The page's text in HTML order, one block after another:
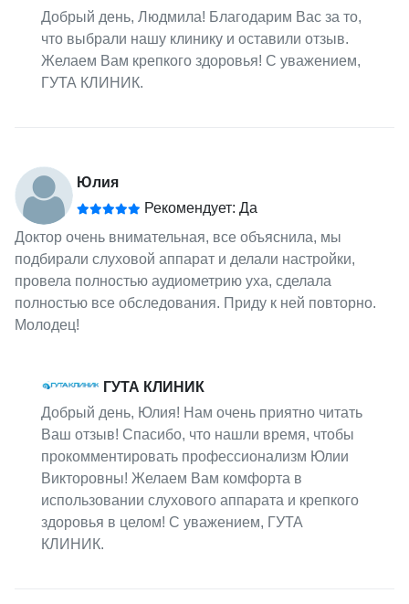
Добрый день, Людмила! Благодарим Вас за то,
что выбрали нашу клинику и оставили отзыв.
Желаем Вам крепкого здоровья! С уважением,
ГУТА КЛИНИК.
Юлия
Рекомендует: Да
Доктор очень внимательная, все объяснила, мы
подбирали слуховой аппарат и делали настройки,
провела полностью аудиометрию уха, сделала
полностью все обследования. Приду к ней повторно.
Молодец!
ГУТА КЛИНИК
Добрый день, Юлия! Нам очень приятно читать
Ваш отзыв! Спасибо, что нашли время, чтобы
прокомментировать профессионализм Юлии
Викторовны! Желаем Вам комфорта в
использовании слухового аппарата и крепкого
здоровья в целом! С уважением, ГУТА
КЛИНИК.